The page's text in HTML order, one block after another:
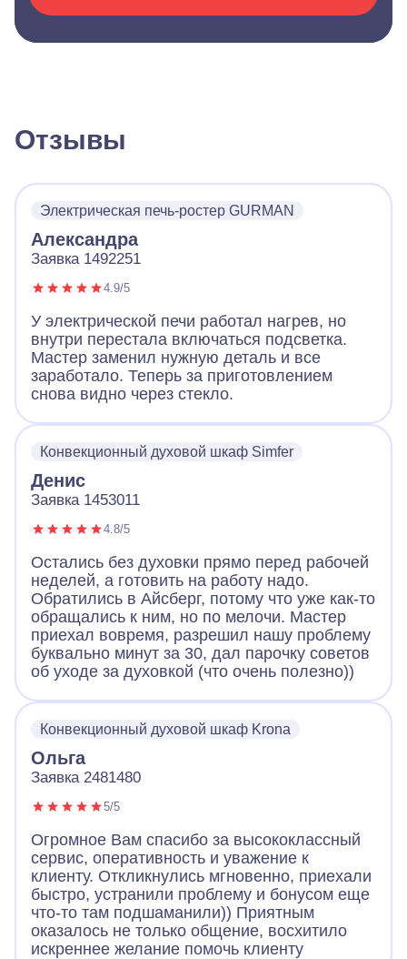
Отзывы
Электрическая печь-ростер GURMAN
Александра
Заявка 1492251
4.9/5
У электрической печи работал нагрев, но
внутри перестала включаться подсветка.
Мастер заменил нужную деталь и все
заработало. Теперь за приготовлением
снова видно через стекло.
Конвекционный духовой шкаф Simfer
Денис
Заявка 1453011
4.8/5
Остались без духовки прямо перед рабочей
неделей, а готовить на работу надо.
Обратились в Айсберг, потому что уже как-то
обращались к ним, но по мелочи. Мастер
приехал вовремя, разрешил нашу проблему
буквально минут за 30, дал парочку советов
об уходе за духовкой (что очень полезно))
Конвекционный духовой шкаф Krona
Ольга
Заявка 2481480
5/5
Огромное Вам спасибо за высококлассный
сервис, оперативность и уважение к
клиенту. Откликнулись мгновенно, приехали
быстро, устранили проблему и бонусом еще
что-то там подшаманили)) Приятным
оказалось не только общение, восхитило
искреннее желание помочь клиенту